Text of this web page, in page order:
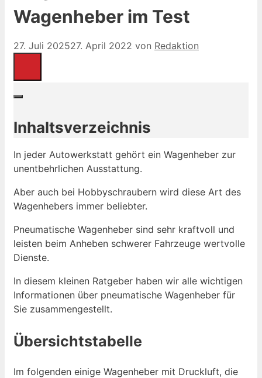
Wagenheber im Test
27. Juli 202527. April 2022 von Redaktion
Inhaltsverzeichnis
In jeder Autowerkstatt gehört ein Wagenheber zur
unentbehrlichen Ausstattung.
Aber auch bei Hobbyschraubern wird diese Art des
Wagenhebers immer beliebter.
Pneumatische Wagenheber sind sehr kraftvoll und
leisten beim Anheben schwerer Fahrzeuge wertvolle
Dienste.
In diesem kleinen Ratgeber haben wir alle wichtigen
Informationen über pneumatische Wagenheber für
Sie zusammengestellt.
Übersichtstabelle
Im folgenden einige Wagenheber mit Druckluft, die